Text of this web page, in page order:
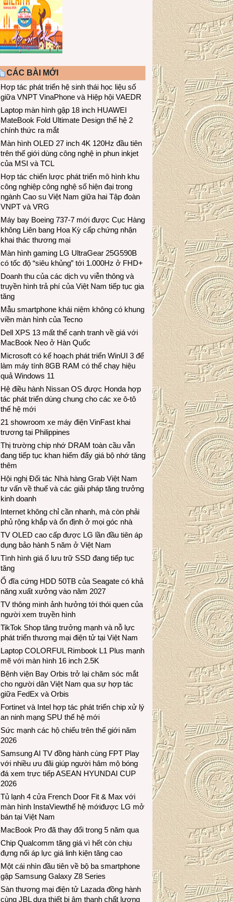
CÁC BÀI MỚI
Hợp tác phát triển hệ sinh thái học liệu số
giữa VNPT VinaPhone và Hiệp hội VAEDR
Laptop màn hình gập 18 inch HUAWEI
MateBook Fold Ultimate Design thế hệ 2
chính thức ra mắt
Màn hình OLED 27 inch 4K 120Hz đầu tiên
trên thế giới dùng công nghệ in phun inkjet
của MSI và TCL
Hợp tác chiến lược phát triển mô hình khu
công nghiệp công nghệ số hiện đại trong
ngành Cao su Việt Nam giữa hai Tập đoàn
VNPT và VRG
Máy bay Boeing 737-7 mới được Cục Hàng
không Liên bang Hoa Kỳ cấp chứng nhận
khai thác thương mại
Màn hình gaming LG UltraGear 25G590B
có tốc độ “siêu khủng” tới 1.000Hz ở FHD+
Doanh thu của các dịch vụ viễn thông và
truyền hình trả phí của Việt Nam tiếp tục gia
tăng
Mẫu smartphone khái niệm không có khung
viền màn hình của Tecno
Dell XPS 13 mất thế cạnh tranh về giá với
MacBook Neo ở Hàn Quốc
Microsoft có kế hoạch phát triển WinUI 3 để
làm máy tính 8GB RAM có thể chạy hiệu
quả Windows 11
Hệ điều hành Nissan OS được Honda hợp
tác phát triển dùng chung cho các xe ô-tô
thế hệ mới
21 showroom xe máy điện VinFast khai
trương tại Philippines
Thị trường chip nhớ DRAM toàn cầu vẫn
đang tiếp tục khan hiếm đẩy giá bộ nhớ tăng
thêm
Hội nghị Đối tác Nhà hàng Grab Việt Nam
tư vấn về thuế và các giải pháp tăng trưởng
kinh doanh
Internet không chỉ cần nhanh, mà còn phải
phủ rộng khắp và ổn định ở mọi góc nhà
TV OLED cao cấp được LG lần đầu tiên áp
dụng bảo hành 5 năm ở Việt Nam
Tình hình giá ổ lưu trữ SSD đang tiếp tục
tăng
Ổ đĩa cứng HDD 50TB của Seagate có khả
năng xuất xưởng vào năm 2027
TV thông minh ảnh hưởng tới thói quen của
người xem truyền hình
TikTok Shop tăng trưởng mạnh và nỗ lực
phát triển thương mại điện tử tại Việt Nam
Laptop COLORFUL Rimbook L1 Plus mạnh
mẽ với màn hình 16 inch 2.5K
Bệnh viện Bay Orbis trở lại chăm sóc mắt
cho người dân Việt Nam qua sự hợp tác
giữa FedEx và Orbis
Fortinet và Intel hợp tác phát triển chip xử lý
an ninh mạng SPU thế hệ mới
Sức mạnh các hộ chiếu trên thế giới năm
2026
Samsung AI TV đồng hành cùng FPT Play
với nhiều ưu đãi giúp người hâm mộ bóng
đá xem trực tiếp ASEAN HYUNDAI CUP
2026
Tủ lạnh 4 cửa French Door Fit & Max với
màn hình InstaViewthế hệ mớiđược LG mở
bán tại Việt Nam
MacBook Pro đã thay đổi trong 5 năm qua
Chip Qualcomm tăng giá vì hết còn chịu
đựng nổi áp lực giá linh kiện tăng cao
Một cái nhìn đầu tiên về bộ ba smartphone
gập Samsung Galaxy Z8 Series
Sàn thương mại điện tử Lazada đồng hành
cùng JBL dưa thiết bị âm thanh chất lượng